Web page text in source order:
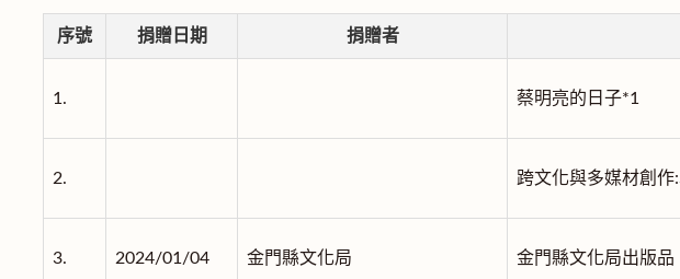
序號 捐贈日期 捐贈者
1. 蔡明亮的日子*1
2. 跨文化與多媒材創
3. 2024/01/04 金門縣文化局 金門縣文化局出版